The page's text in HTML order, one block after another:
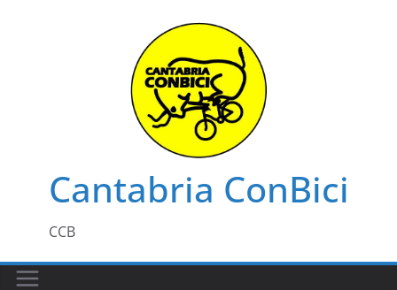
Cantabria ConBici
CCB